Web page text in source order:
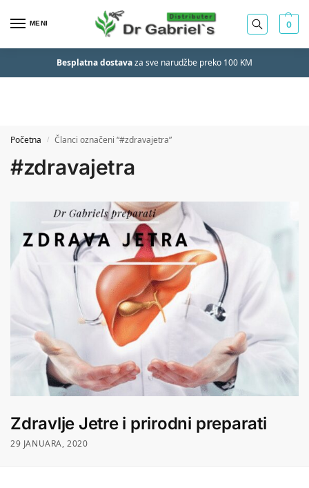
MENI 0
Besplatna dostavaza sve narudžbe preko 100 KM
Početna / Članci označeni “#zdravajetra”
#zdravajetra
Zdravlje Jetre i prirodni preparati
29 JANUARA, 2020